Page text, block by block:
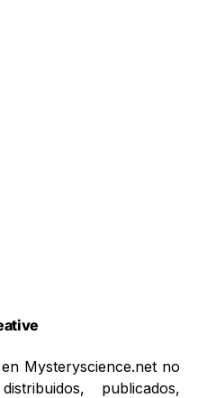
Mysteryscience.net no
publicados,